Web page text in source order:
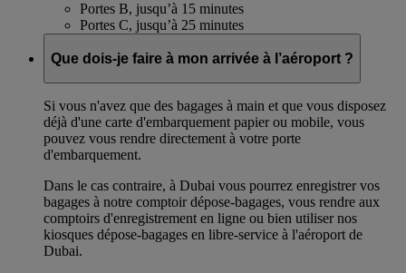
Portes B, jusqu’à 15 minutes
Portes C, jusqu’à 25 minutes
Que dois-je faire à mon arrivée à l’aéroport ?
Si vous n'avez que des bagages à main et que vous disposez
déjà d'une carte d'embarquement papier ou mobile, vous
pouvez vous rendre directement à votre porte
d'embarquement.
Dans le cas contraire, à Dubai vous pourrez enregistrer vos
bagages à notre comptoir dépose-bagages, vous rendre aux
comptoirs d'enregistrement en ligne ou bien utiliser nos
kiosques dépose-bagages en libre-service à l'aéroport de
Dubai.